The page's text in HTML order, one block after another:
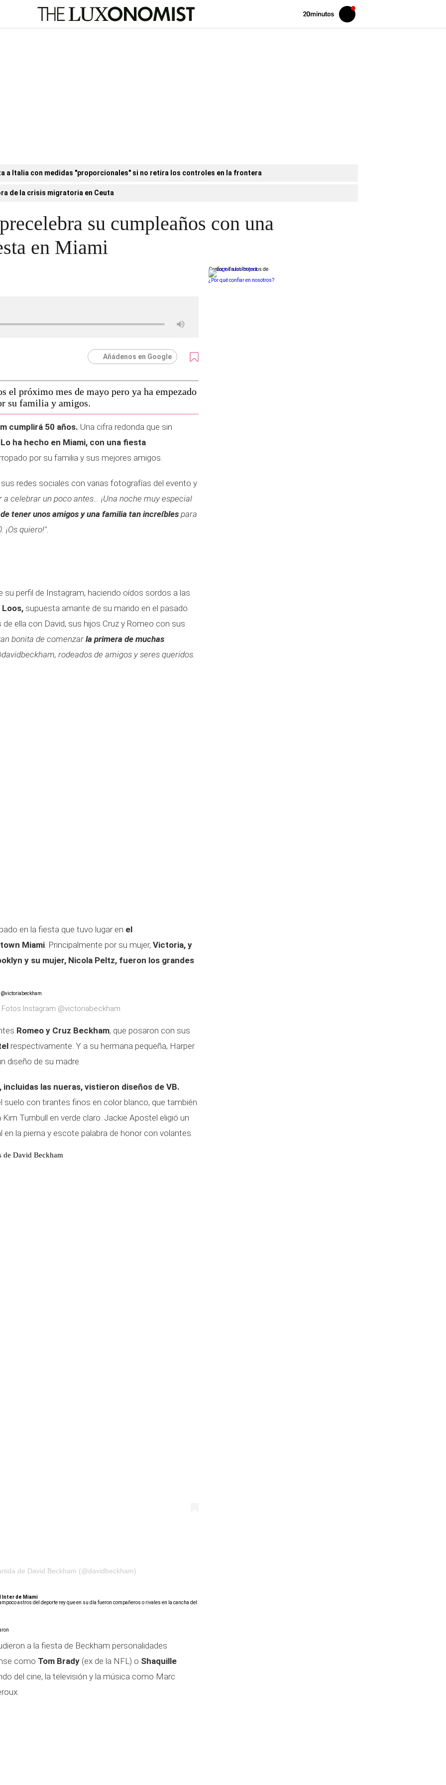
Volver
Iniciar
sesión
a Italia con medidas "proporcionales" si no retira los controles en la frontera
de la crisis migratoria en Ceuta
su cumpleaños con una
en Miami
Añádenos en Google
el próximo mes de mayo pero ya ha empezado
su familia y amigos.
cumplirá 50 años. Una cifra redonda que sin
Lo ha hecho en Miami, con una fiesta
por su familia y sus mejores amigos.
redes sociales con varias fotografías del evento y
a celebrar un poco antes… ¡Una noche muy especial
tener unos amigos y una familia tan increíbles para
quiero!".
su perfil de Instagram, haciendo oídos sordos a las
supuesta amante de su marido en el pasado.
ella con David, sus hijos Cruz y Romeo con sus
bonita de comenzar la primera de muchas
rodeados de amigos y seres queridos.
en la fiesta que tuvo lugar en el
Miami. Principalmente por su mujer, Victoria, y
y su mujer, Nicola Peltz, fueron los grandes
Instagram @victoriabeckham
Romeo y Cruz Beckham, que posaron con sus
respectivamente. Y a su hermana pequeña, Harper
diseño de su madre.
incluidas las nueras, vistieron diseños de VB.
suelo con tirantes finos en color blanco, que también
Turnbull en verde claro. Jackie Apostel eligió un
la pierna y escote palabra de honor con volantes.
de David Beckham
de David Beckham (@davidbeckham)
de Miami
astros del deporte rey que en su día fueron compañeros o rivales en la cancha del
a la fiesta de Beckham personalidades
como Tom Brady (ex de la NFL) o Shaquille
del cine, la televisión y la música como Marc
Conforme a los criterios de
¿Por qué confiar en nosotros?